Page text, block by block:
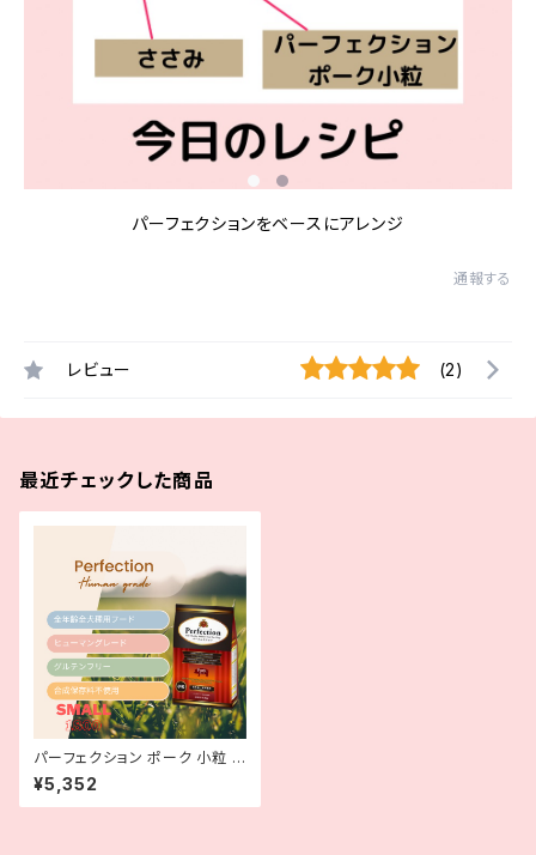
パーフェクションをベースにアレンジ
通報する
レビュー (2)
最近チェックした商品
パーフェクション ポーク 小粒 1.
8kg
¥5,352